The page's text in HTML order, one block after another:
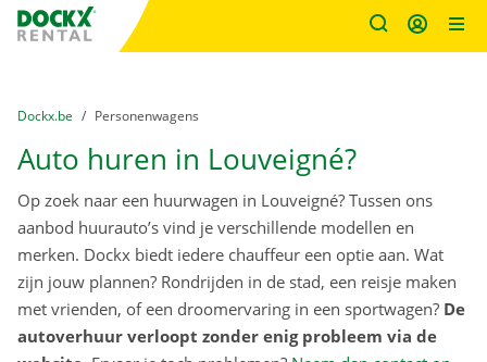
Fratello DEMO
U bevindt zich hier:
van
Dockx.be naar
Personenwagens
Auto huren in Louveigné?
Op zoek naar een huurwagen in Louveigné? Tussen ons
aanbod huurauto’s vind je verschillende modellen en
merken. Dockx biedt iedere chauffeur een optie aan. Wat
zijn jouw plannen? Rondrijden in de stad, een reisje maken
met vrienden, of een droomervaring in een sportwagen? De
autoverhuur verloopt zonder enig probleem via de